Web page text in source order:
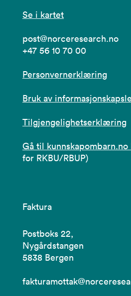
Se i kartet
post@norceresearch.no
+47 56 10 70 00
Personvernerklæring
Bruk av
Tilgjengelighetserklæring
Gå til kunnskapombarn.no
for RKBU/RBUP)
Faktura
Postboks 22,
Nygårdstangen
5838 Bergen